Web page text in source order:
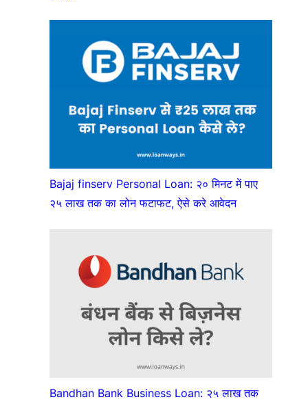
Bajaj finserv Personal Loan: २० मिनट में पाए
२५ लाख तक का लोन फटाफट, ऐसे करे आवेदन
Bandhan Bank Business Loan: २५ लाख तक